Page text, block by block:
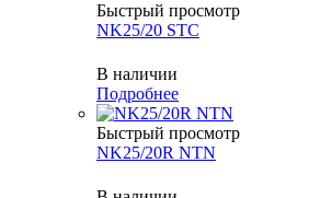
Быстрый просмотр
NK25/20 STC
В наличии
Подробнее
Быстрый просмотр
NK25/20R NTN